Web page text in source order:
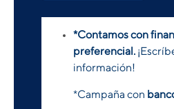
*Contamos con
preferencial.
información!
*Campaña con